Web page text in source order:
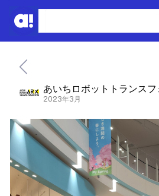
あいちロボットトランス
2023年3月